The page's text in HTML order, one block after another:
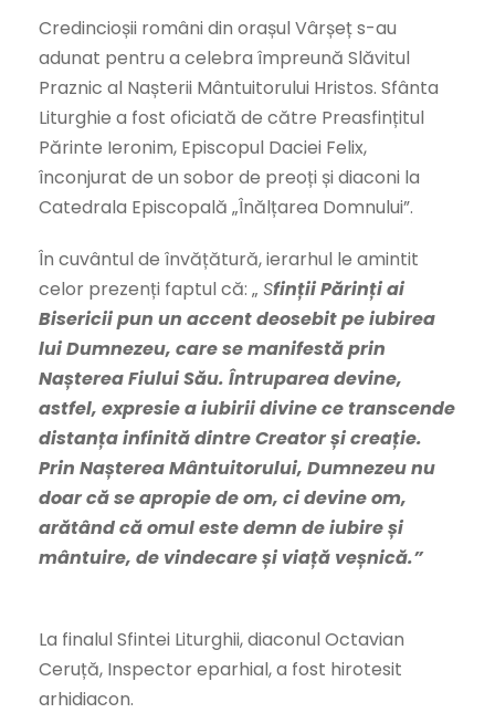
Credincioșii români din orașul Vârșeț s-au
adunat pentru a celebra împreună Slăvitul
Praznic al Nașterii Mântuitorului Hristos. Sfânta
Liturghie a fost oficiată de către Preasfințitul
Părinte Ieronim, Episcopul Daciei Felix,
înconjurat de un sobor de preoți și diaconi la
Catedrala Episcopală „Înălțarea Domnului”.
În cuvântul de învățătură, ierarhul le amintit
celor prezenți faptul că: „ Sfinții Părinți ai
Bisericii pun un accent deosebit pe iubirea
lui Dumnezeu, care se manifestă prin
Nașterea Fiului Său. Întruparea devine,
astfel, expresie a iubirii divine ce transcende
distanța infinită dintre Creator și creație.
Prin Nașterea Mântuitorului, Dumnezeu nu
doar că se apropie de om, ci devine om,
arătând că omul este demn de iubire și
mântuire, de vindecare și viață veșnică.”
La finalul Sfintei Liturghii, diaconul Octavian
Ceruță, Inspector eparhial, a fost hirotesit
arhidiacon.